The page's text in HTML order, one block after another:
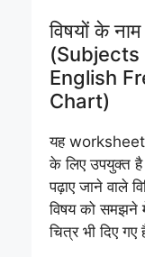
विषयों के
(Subjects
English
Chart)
यह worksheet
के लिए उपयुक्त
पढ़ाए जाने वाले
विषय को समझने
चित्र भी दिए गए